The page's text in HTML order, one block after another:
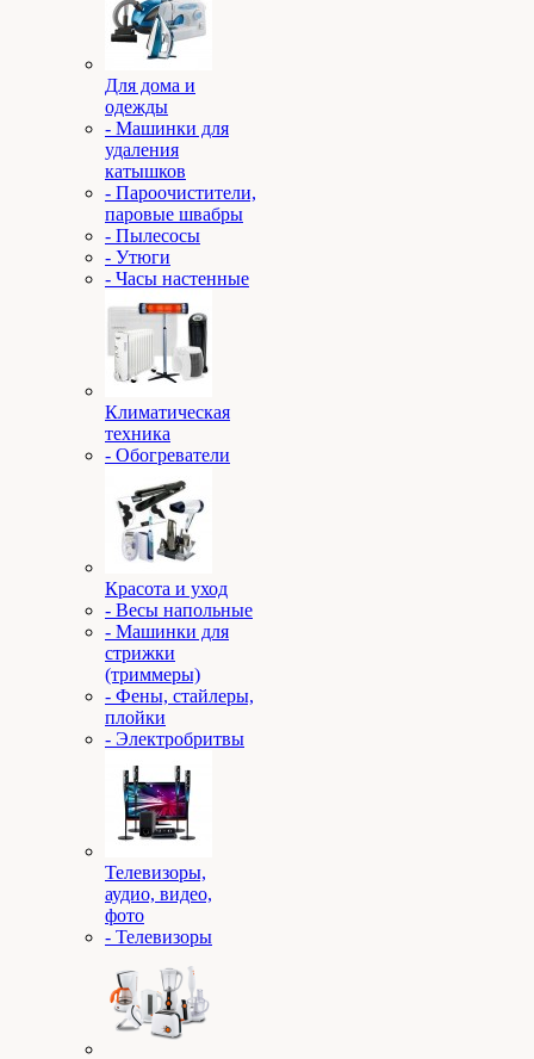
Для дома и
одежды
- Машинки для
удаления
катышков
- Пароочистители,
паровые швабры
- Пылесосы
- Утюги
- Часы настенные
Климатическая
техника
- Обогреватели
Красота и уход
- Весы напольные
- Машинки для
стрижки
(триммеры)
- Фены, стайлеры,
плойки
- Электробритвы
Телевизоры,
аудио, видео,
фото
- Телевизоры